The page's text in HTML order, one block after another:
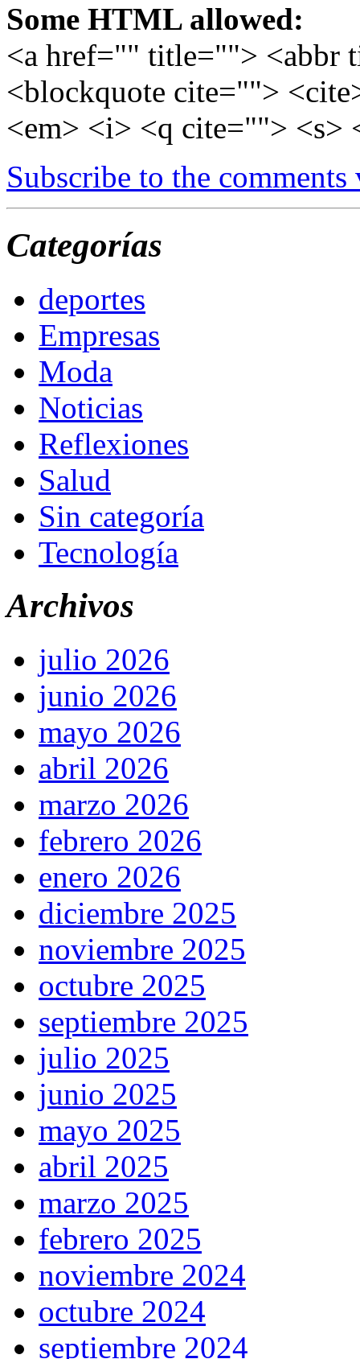
Some HTML allowed:
<a href="" title=""> <abbr
<blockquote cite="">
<em> <i> <q cite=""> <s>
Subscribe to the comments
Categorías
deportes
Empresas
Moda
Noticias
Reflexiones
Salud
Sin categoría
Tecnología
Archivos
julio 2026
junio 2026
mayo 2026
abril 2026
marzo 2026
febrero 2026
enero 2026
diciembre 2025
noviembre 2025
octubre 2025
septiembre 2025
julio 2025
junio 2025
mayo 2025
abril 2025
marzo 2025
febrero 2025
noviembre 2024
octubre 2024
septiembre 2024